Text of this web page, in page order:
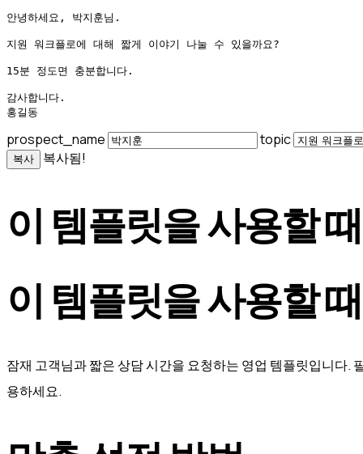
안녕하세요, 박지훈님.
지원 워크플로에 대해 짧게 이야기 나눌 수 있을까요?
15분 정도면 충분합니다.
감사합니다.
홍길동
prospect_name topic
복사 복사됨!
이 템플릿을 사용할 때
이 템플릿을 사용할 때
잠재 고객님과 짧은 상담 시간을 요청하는 영업 템플릿입니다.
용하세요.